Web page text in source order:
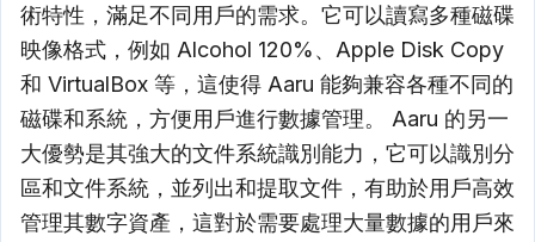
術特性，滿足不同用戶的需求。它可以讀寫多種磁碟
映像格式，例如 Alcohol 120%、Apple Disk Copy
和 VirtualBox 等，這使得 Aaru 能夠兼容各種不同的
磁碟和系統，方便用戶進行數據管理。 Aaru 的另一
大優勢是其強大的文件系統識別能力，它可以識別分
區和文件系統，並列出和提取文件，有助於用戶高效
管理其數字資產，這對於需要處理大量數據的用戶來